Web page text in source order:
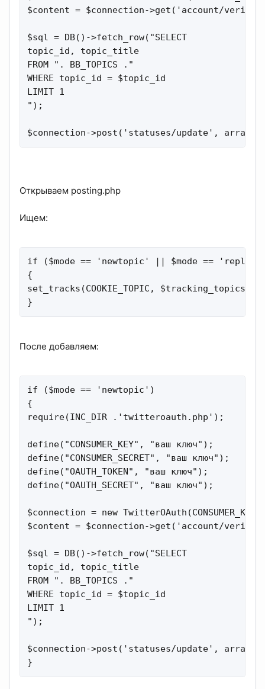
$content = $connection->get('account/
$sql = DB()->fetch_row("SELECT
topic_id, topic_title
FROM ". BB_TOPICS ."
WHERE topic_id = $topic_id
LIMIT 1
");
$connection->post('statuses/update',
Открываем posting.php
Ищем:
if ($mode == 'newtopic' || $mode == 'reply')
{
set_tracks(COOKIE_TOPIC, $tracking_topics,
}
После добавляем:
if ($mode == 'newtopic')
{
require(INC_DIR .'twitteroauth.php');
define("CONSUMER_KEY", "ваш ключ");
define("CONSUMER_SECRET", "ваш ключ");
define("OAUTH_TOKEN", "ваш ключ");
define("OAUTH_SECRET", "ваш ключ");
$connection = new TwitterOAuth(CONSUMER_KEY,
$content = $connection->get('account/
$sql = DB()->fetch_row("SELECT
topic_id, topic_title
FROM ". BB_TOPICS ."
WHERE topic_id = $topic_id
LIMIT 1
");
$connection->post('statuses/update',
}